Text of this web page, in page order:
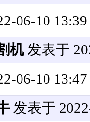
06-10
机发表于
06-10
发表于